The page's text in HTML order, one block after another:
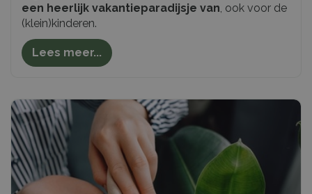
een heerlijk vakantieparadijsje van , ook voor de
(klein)kinderen.
Lees meer...